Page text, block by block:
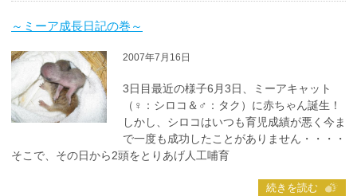
～ミーア成長日記の巻～
2007年7月16日
3日目最近の様子6月3日、ミーアキャット
（♀：シロコ＆♂：タク）に赤ちゃん誕生！
しかし、シロコはいつも育児成績が悪く今ま
で一度も成功したことがありません・・・・
そこで、その日から2頭をとりあげ人工哺育
続きを読む